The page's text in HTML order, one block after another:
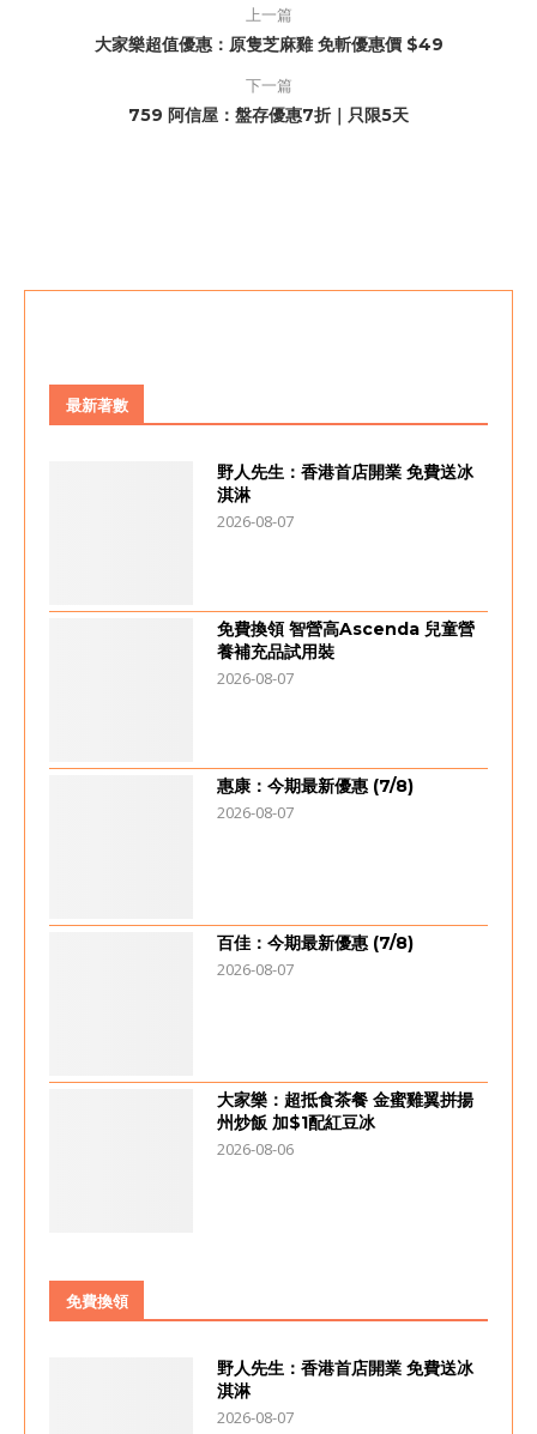
上一篇
大家樂超值優惠：原隻芝麻雞 免斬優惠價 $49
下一篇
759 阿信屋：盤存優惠7折｜只限5天
最新著數
野人先生：香港首店開業 免費送冰
淇淋
2026-08-07
免費換領 智營高Ascenda 兒童營
養補充品試用裝
2026-08-07
惠康：今期最新優惠 (7/8)
2026-08-07
百佳：今期最新優惠 (7/8)
2026-08-07
大家樂：超抵食茶餐 金蜜雞翼拼揚
州炒飯 加$1配紅豆冰
2026-08-06
免費換領
野人先生：香港首店開業 免費送冰
淇淋
2026-08-07